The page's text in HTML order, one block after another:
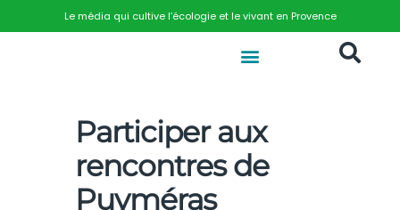
Le média qui cultive l’écologie et le vivant en Provence
Participer aux
rencontres de
Puyméras